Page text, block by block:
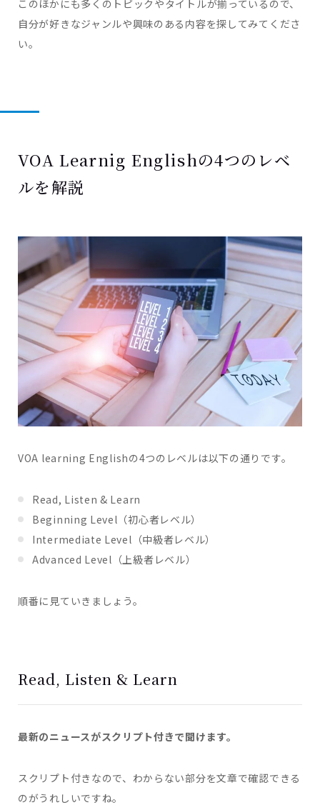
このほかにも多くのトピックやタイトルが揃っているので、
自分が好きなジャンルや興味のある内容を探してみてくださ
い。
VOA Learnig Englishの4つのレベ
ルを解説
VOA learning Englishの4つのレベルは以下の通りです。
Read, Listen & Learn
Beginning Level（初心者レベル）
Intermediate Level（中級者レベル）
Advanced Level（上級者レベル）
順番に見ていきましょう。
Read, Listen & Learn
最新のニュースがスクリプト付きで聞けます。
スクリプト付きなので、わからない部分を文章で確認できる
のがうれしいですね。